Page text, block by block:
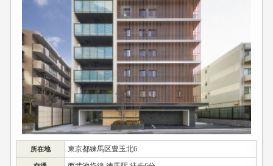
所在地 東京都練馬区豊玉北6